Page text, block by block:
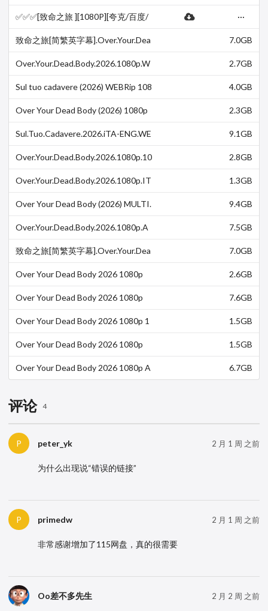
KyoGo
✅✅✅[致命之旅 ][1080P][夸克/百度/
屏][未删减]
···
致命之旅[简繁英字幕].Over.Your.Dea
7.0GB
Over.Your.Dead.Body.2026.1080p.W
2.7GB
Sul tuo cadavere (2026) WEBRip 108
4.0GB
Over Your Dead Body (2026) 1080p
2.3GB
Sul.Tuo.Cadavere.2026.iTA-ENG.WE
9.1GB
Over.Your.Dead.Body.2026.1080p.10
2.8GB
Over.Your.Dead.Body.2026.1080p.IT
1.3GB
Over Your Dead Body (2026) MULTI.
9.4GB
Over.Your.Dead.Body.2026.1080p.A
4-FHC_CR…
7.5GB
致命之旅[简繁英字幕].Over.Your.Dea
7.0GB
Over Your Dead Body 2026 1080p
2.6GB
Over Your Dead Body 2026 1080p
7.6GB
Over Your Dead Body 2026 1080p 1
1.5GB
Over Your Dead Body 2026 1080p
1.5GB
Over Your Dead Body 2026 1080p A
6.7GB
评论 4
P peter_yk 2 月 1 周 之前
为什么出现说“错误的链接”
P primedw 2 月 1 周 之前
非常感谢增加了115网盘，真的很需要
Oo差不多先生 2 月 2 周 之前